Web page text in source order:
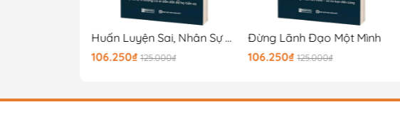
Huấn Luyện Sai, Nhân Sự Giỏi Cũng Bỏ Đi
106.250₫ 125.000₫
Đừng Lãnh Đạo Một Mình
106.250₫ 125.000₫